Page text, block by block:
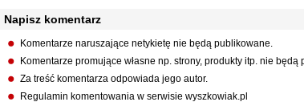
Napisz komentarz
Komentarze naruszające netykietę nie będą publikowane.
Komentarze promujące własne np. strony, produkty itp. nie będą
Za treść komentarza odpowiada jego autor.
Regulamin komentowania w serwisie wyszkowiak.pl